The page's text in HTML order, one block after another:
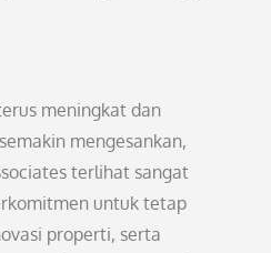
meningkat dan
mengesankan,
terlihat sangat
untuk tetap
properti, serta